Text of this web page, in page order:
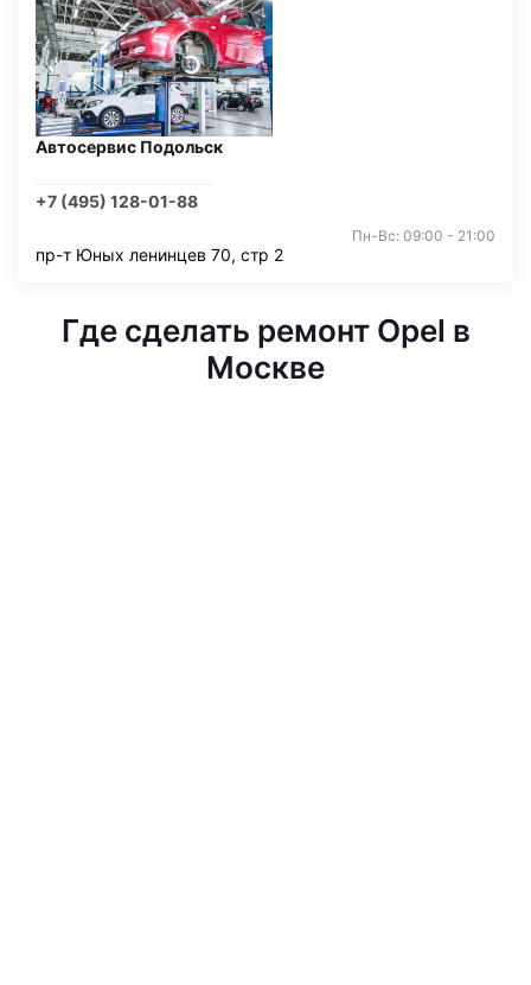
Автосервис Подольск
+7 (495) 128-01-88
Пн-Вс: 09:00 - 21:00
пр-т Юных ленинцев 70, стр 2
Где сделать ремонт Opel в
Москве